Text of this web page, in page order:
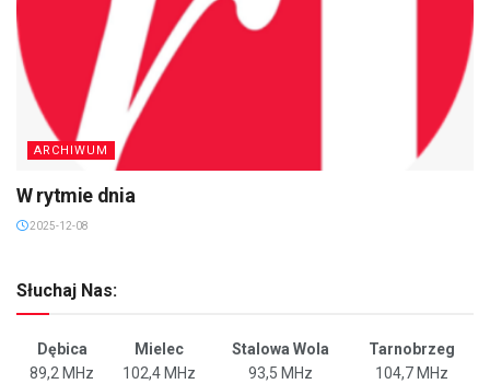
ARCHIWUM
W rytmie dnia
2025-12-08
Słuchaj Nas:
Dębica Mielec Stalowa Wola
Tarnobrzeg
89,2 MHz
102,4 MHz 93,5 MHz 104,7 MHz